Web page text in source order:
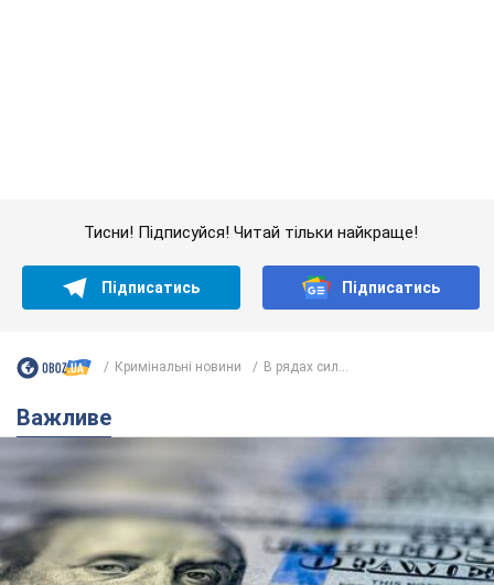
Банки "готуються" до нового курсу долара:
українцям розповіли, чого очікувати
найближчими днями
Яким буде курс валюти в обмінниках